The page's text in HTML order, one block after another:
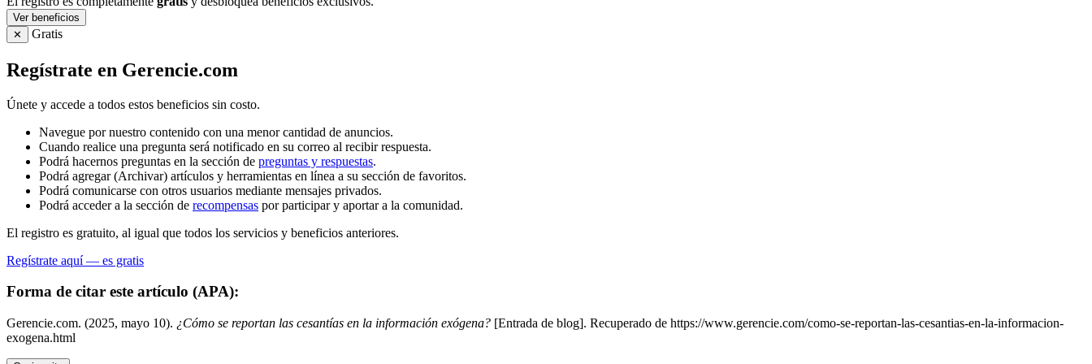
Ver beneficios
✕
Gratis
Regístrate en Gerencie.com
Únete y accede a todos estos beneficios sin costo.
Navegue por nuestro contenido con una menor cantidad de anuncios.
Cuando realice una pregunta será notificado en su correo al recibir respuesta.
Podrá hacernos preguntas en la sección de preguntas y respuestas.
Podrá agregar (Archivar) artículos y herramientas en línea a su sección de favoritos.
Podrá comunicarse con otros usuarios mediante mensajes privados.
Podrá acceder a la sección de recompensas por participar y aportar a la comunidad.
El registro es gratuito, al igual que todos los servicios y beneficios anteriores.
Regístrate aquí — es gratis
Forma de citar este artículo (APA):
Gerencie.com. (2025, mayo 10). ¿Cómo se reportan las cesantías en la información exógena? [Entrada de blog]. Recuperado de https://www.gerencie.com/como-se-reportan-las-cesantias-en-la-informacion-
exogena.html